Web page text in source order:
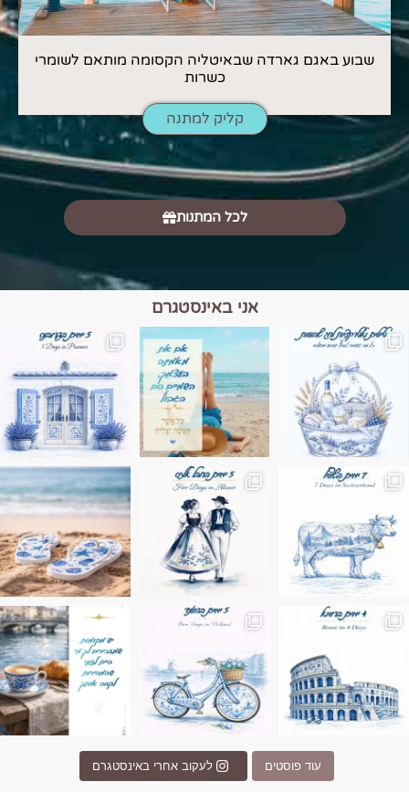
שבוע באגם גארדה שבאיטליה הקסומה מותאם לשומרי
כשרות
קליק למתנה
לכל המתנות
אני באינסטגרם
הם הגבול 💙🩵
בחבל אלזס צרפת
בחופשה שבו הכל נהיה פשוט יותר. החול, הי
Instagram post
Instagram post 17994326828955248
עוד פוסטים לעקוב אחרי באינסטגרם